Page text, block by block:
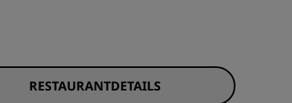
RESTAURANTDETAILS